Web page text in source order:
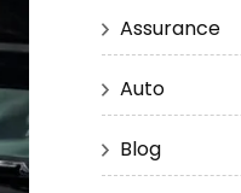
Assurance
Auto
Blog